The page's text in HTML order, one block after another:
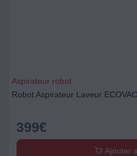
Aspirateur robot
Robot Aspirateur Laveur
399€
Ajouter